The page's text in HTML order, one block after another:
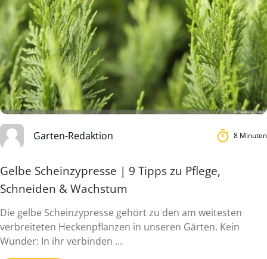
Garten-Redaktion 8 Minuten
Gelbe Scheinzypresse | 9 Tipps zu Pflege,
Schneiden & Wachstum
Die gelbe Scheinzypresse gehört zu den am weitesten
verbreiteten Heckenpflanzen in unseren Gärten. Kein
Wunder: In ihr verbinden ...